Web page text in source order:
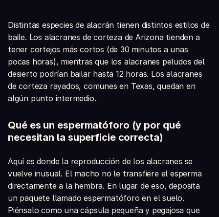
Distintas especies de alacrán tienen distintos estilos de
baile. Los alacranes de corteza de Arizona tienden a
tener cortejos más cortos (de 30 minutos a unas
pocas horas), mientras que los alacranes peludos del
desierto podrían bailar hasta 12 horas. Los alacranes
de corteza rayados, comunes en Texas, quedan en
algún punto intermedio.
Qué es un espermatóforo (y por qué
necesitan la superficie correcta)
Aquí es donde la reproducción de los alacranes se
vuelve inusual. El macho no le transfiere el esperma
directamente a la hembra. En lugar de eso, deposita
un paquete llamado espermatóforo en el suelo.
Piénsalo como una cápsula pequeña y pegajosa que